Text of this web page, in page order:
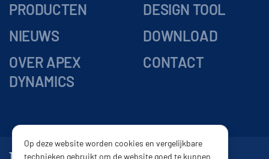
PRODUCTEN
NIEUWS
OVER APEX
DYNAMICS
DESIGN TOOL
DOWNLOAD
CONTACT
Tandwielkasten Vertragingskasten Reductor Tandheugel
Op deze website worden cookies en vergelijkbare
technieken gebruikt om de website goed te kunnen